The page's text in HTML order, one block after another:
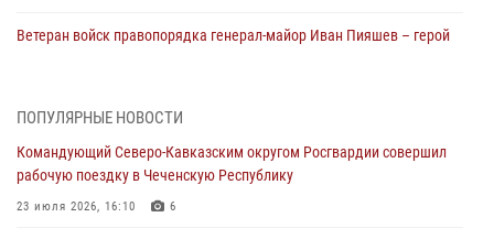
Ветеран войск правопорядка генерал-майор Иван Пияшев – герой
Смольного собора в Санкт-Петербурге (видео)
07 августа 2026, 11:34
ПОПУЛЯРНЫЕ НОВОСТИ
Командующий Северо-Кавказским округом Росгвардии совершил
рабочую поездку в Чеченскую Республику
23 июля 2026, 16:10 6